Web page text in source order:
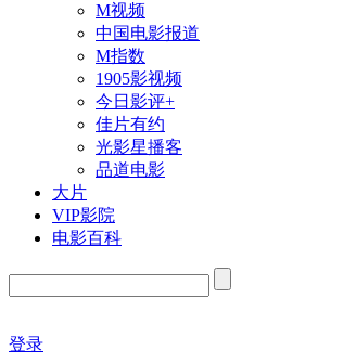
M视频
中国电影报道
M指数
1905影视频
今日影评+
佳片有约
光影星播客
品道电影
大片
VIP影院
电影百科
登录